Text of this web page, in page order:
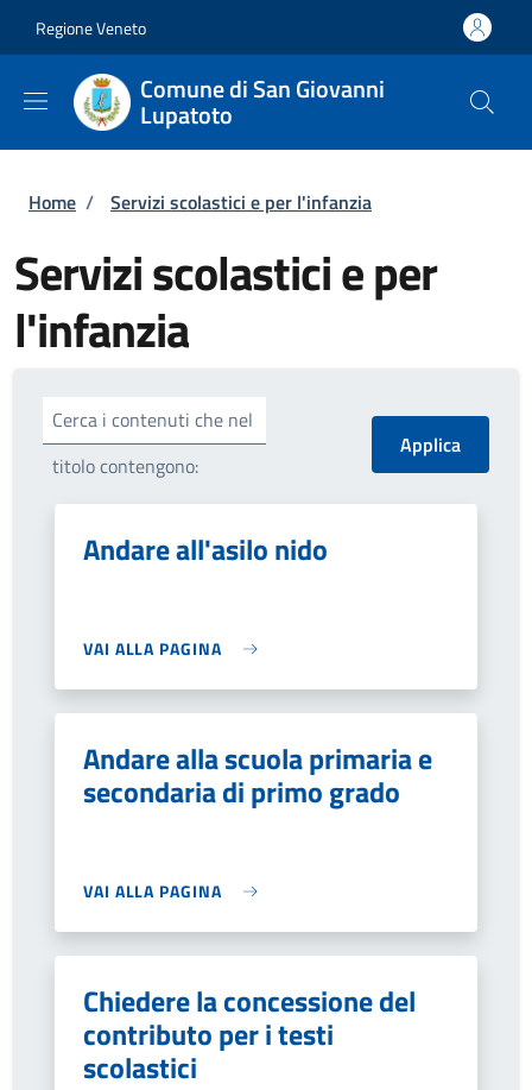
Regione Veneto
Comune di San Giovanni
Lupatoto
Briciole di pane
Home / Servizi scolastici e per l'infanzia
Servizi scolastici e per
l'infanzia
Cerca i contenuti che nel
titolo contengono:
Andare all'asilo nido
VAI ALLA PAGINA
Andare alla scuola primaria e
secondaria di primo grado
VAI ALLA PAGINA
Chiedere la concessione del
contributo per i testi
scolastici